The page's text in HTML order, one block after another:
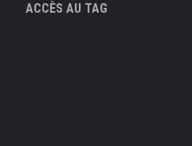
ACCÈS AU TAG